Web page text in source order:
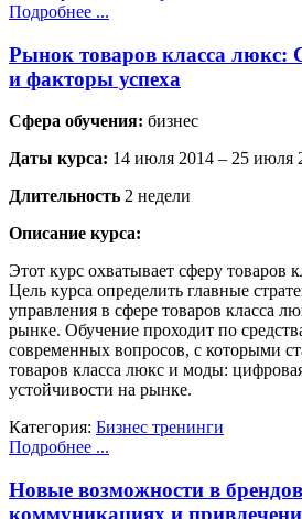
Подробнее ...
Рынок товаров класса люкс:
и факторы успеха
Сфера обучения: бизнес
Даты курса: 14 июля 2014 – 25 июля
Длительность 2 недели
Описание курса:
Этот курс охватывает сферу товаров
Цель курса определить главные
управления в сфере товаров класса
рынке. Обучение проходит по
современных вопросов, с которыми
товаров класса люкс и моды:
устойчивости на рынке.
Категория: Бизнес тренинги
Подробнее ...
Новые возможности в
коммуникациях и